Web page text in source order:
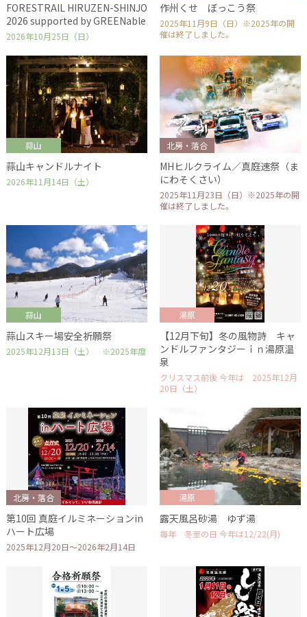
FORESTRAIL HIRUZEN-SHINJO
2026 supported by GREENable
2026年10月25日（日）
作州くせ ぼっこう祭
2025年11月9日（日）※2025年の開
催は終了しました。
蒜山
蒜山キャンドルナイト
2026年11月14日（土）
北房・落合
MHヒルクライム／真庭速祭（ま
にわそくさい）
2025年11月23日（日）※2025年の開
催は終了しました。
蒜山
蒜山スキー場安全祈願祭
2025年12月13日（土） ※2025年度
湯原
【12月下旬】冬の風物詩 キャ
ンドルファンタジーｉｎ湯原温
泉
クリスマス前後 今年は 2025年12月
20日（土）
北房・落合
第10回 真庭イルミネーションin
ハート広場
2025年12月20日～2026年2月14日
湯原
露天風呂砂湯 ゆず湯
毎年 冬至の日 今年は12/22(月)